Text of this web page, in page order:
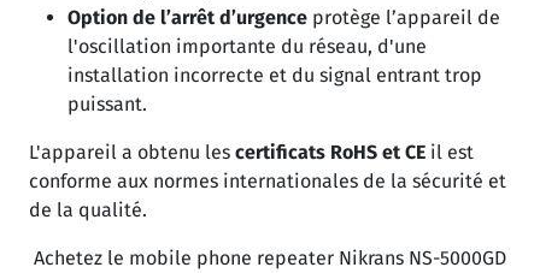
Option de l’arrêt d’urgence protège l’appareil de
l'oscillation importante du réseau, d'une
installation incorrecte et du signal entrant trop
puissant.
L'appareil a obtenu les certificats RoHS et CE il est
conforme aux normes internationales de la sécurité et
de la qualité.
Achetez le mobile phone repeater Nikrans NS-5000GD